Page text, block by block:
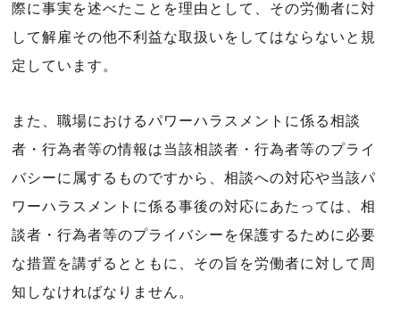
際に事実を述べたことを理由として、その労働者に対
して解雇その他不利益な取扱いをしてはならないと規
定しています。
また、職場におけるパワーハラスメントに係る相談
者・行為者等の情報は当該相談者・行為者等のプライ
バシーに属するものですから、相談への対応や当該パ
ワーハラスメントに係る事後の対応にあたっては、相
談者・行為者等のプライバシーを保護するために必要
な措置を講ずるとともに、その旨を労働者に対して周
知しなければなりません。